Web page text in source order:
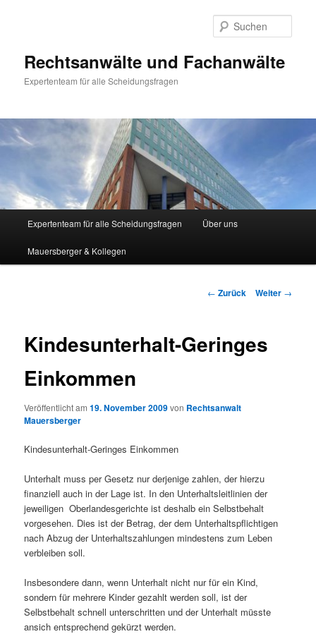
Rechtsanwälte und Fachanwälte
Expertenteam für alle Scheidungsfragen
Expertenteam für alle Scheidungsfragen Über uns
Mauersberger & Kollegen
Beitragsnavigation
← Zurück Weiter →
Kindesunterhalt-Geringes
Einkommen
Veröffentlicht am19. November 2009von Rechtsanwalt
Mauersberger
Kindesunterhalt-Geringes Einkommen
Unterhalt muss per Gesetz nur derjenige zahlen, der hierzu
finanziell auch in der Lage ist. In den Unterhaltsleitlinien der
jeweiligen Oberlandesgerichte ist deshalb ein Selbstbehalt
vorgesehen. Dies ist der Betrag, der dem Unterhaltspflichtigen
nach Abzug der Unterhaltszahlungen mindestens zum Leben
verbleiben soll.
Insbesondere dann, wenn Unterhalt nicht nur für ein Kind,
sondern für mehrere Kinder gezahlt werden soll, ist der
Selbstbehalt schnell unterschritten und der Unterhalt müsste
ansich entsprechend gekürzt werden.